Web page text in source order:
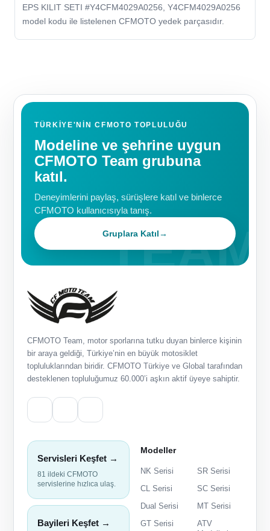
EPS KILIT SETI #Y4CFM4029A0256, Y4CFM4029A0256
model kodu ile listelenen CFMOTO yedek parçasıdır.
TÜRKIYE'NIN CFMOTO TOPLULUĞU
Modeline ve şehrine uygun
CFMOTO Team grubuna
katıl.
Deneyimlerini paylaş, sürüşlere katıl ve binlerce
CFMOTO kullanıcısıyla tanış.
Gruplara Katıl→
CFMOTO Team, motor sporlarına tutku duyan binlerce kişinin
bir araya geldiği, Türkiye’nin en büyük motosiklet
topluluklarından biridir. CFMOTO Türkiye ve Global tarafından
desteklenen topluluğumuz 60.000’i aşkın aktif üyeye sahiptir.
Servisleri Keşfet →
81 ildeki CFMOTO
servislerine hızlıca ulaş.
Bayileri Keşfet →
Modeller
NK Serisi
SR Serisi
CL Serisi
SC Serisi
Dual Serisi
MT Serisi
GT Serisi
ATV